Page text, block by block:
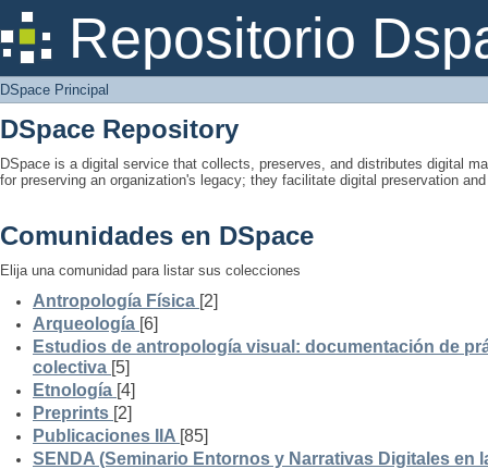
Repositorio
DSpace Principal
DSpace Principal
DSpace Repository
DSpace is a digital service that collects, preserves, and distributes digital
for preserving an organization's legacy; they facilitate digital preservation
Comunidades en DSpace
Elija una comunidad para listar sus colecciones
Antropología Física [2]
Arqueología [6]
Estudios de antropología visual: documentación de
colectiva [5]
Etnología [4]
Preprints [2]
Publicaciones IIA [85]
SENDA (Seminario Entornos y Narrativas Digitales en